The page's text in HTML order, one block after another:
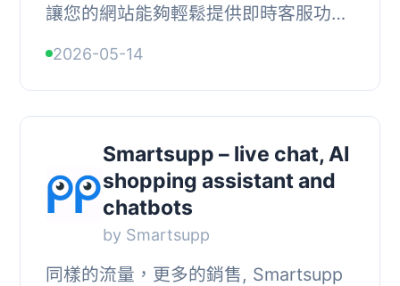
讓您的網站能夠輕鬆提供即時客服功
註冊與設置，無需技術知識。, , 【主要
功能】, • 快...
2026-05-14
Smartsupp – live chat, AI
shopping assistant and
chatbots
by Smartsupp
同樣的流量，更多的銷售, Smartsupp